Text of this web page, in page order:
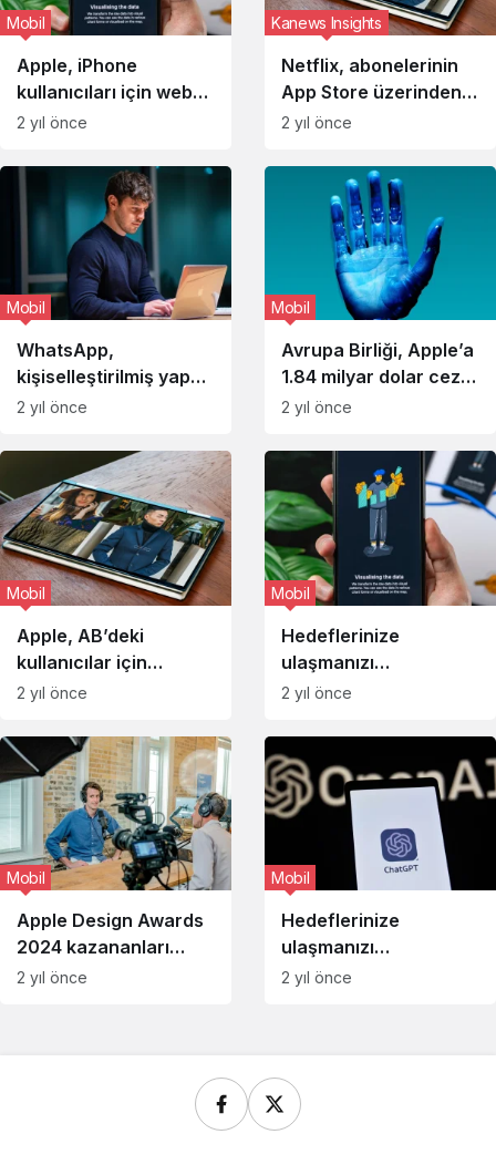
Apple, iPhone
kullanıcıları için web
uygulamaları desteğini
Mobil
2 yıl önce
Netflix, abonelerinin
App Store üzerinden
ödeme yapmasına izin
Kanews Insights
2 yıl önce
WhatsApp,
kişiselleştirilmiş yapay
zeka avatarlar
Mobil
2 yıl önce
Avrupa Birliği, Apple’a
1.84 milyar dolar ceza
verdi
Mobil
2 yıl önce
Apple, AB’deki
kullanıcılar için
iPhone’dan Android’e
Mobil
2 yıl önce
Hedeflerinize
ulaşmanızı
kolaylaştıracak 5
Mobil
2 yıl önce
Apple Design Awards
2024 kazananları
açıklandı
Mobil
2 yıl önce
Hedeflerinize
ulaşmanızı
kolaylaştıracak 5
Mobil
2 yıl önce